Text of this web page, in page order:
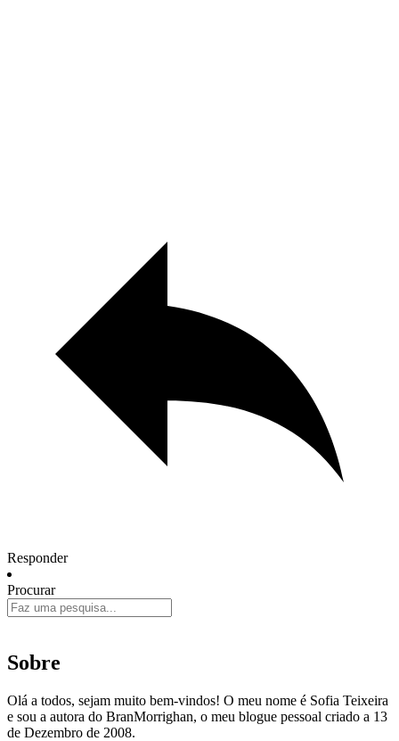
Responder
Procurar
Sobre
Olá a todos, sejam muito bem-vindos! O meu nome é Sofia Teixeira
e sou a autora do BranMorrighan, o meu blogue pessoal criado a 13
de Dezembro de 2008.